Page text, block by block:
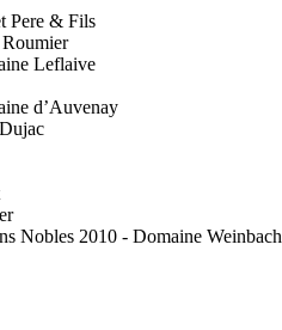
Pere & Fils
Leflaive
d’Auvenay
Nobles 2010 - Domaine Weinbach